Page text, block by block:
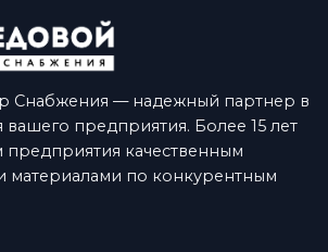
Снабжения — надежный партнер в
предприятия. Более 15 лет
качественным
материалами по конкурентным